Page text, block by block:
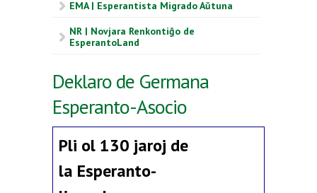
EMA | Esperantista Migrado Aŭtuna
NR | Novjara Renkontiĝo de
EsperantoLand
Deklaro de Germana
Esperanto-Asocio
Pli ol 130 jaroj de
la Esperanto-